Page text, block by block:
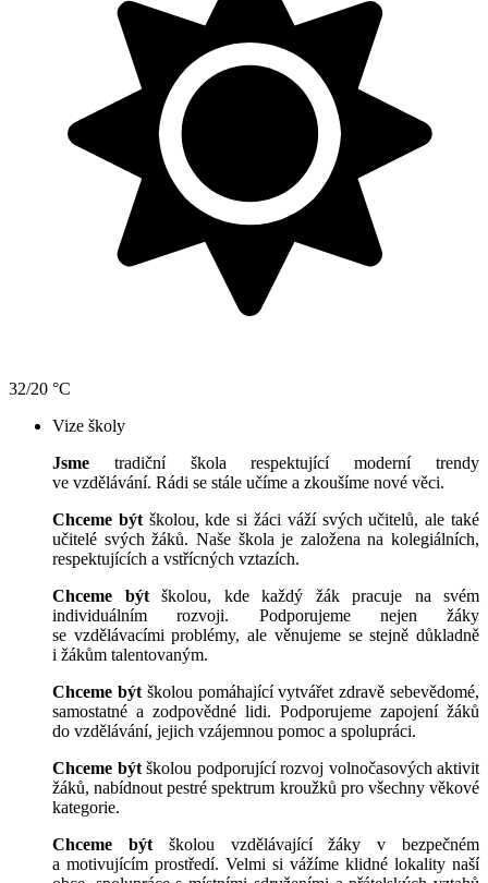
32/20 °C
Vize školy
Jsme tradiční škola respektující moderní trendy
ve vzdělávání. Rádi se stále učíme a zkoušíme nové věci.
Chceme býtškolou, kde si žáci váží svých učitelů, ale také
učitelé svých žáků. Naše škola je založena na kolegiálních,
respektujících a vstřícných vztazích.
Chceme býtškolou, kde každý žák pracuje na svém
individuálním rozvoji. Podporujeme nejen žáky
se vzdělávacími problémy, ale věnujeme se stejně důkladně
i žákům talentovaným.
Chceme býtškolou pomáhající vytvářet zdravě sebevědomé,
samostatné a zodpovědné lidi. Podporujeme zapojení žáků
do vzdělávání, jejich vzájemnou pomoc a spolupráci.
Chceme být školou podporující rozvoj volnočasových aktivit
žáků, nabídnout pestré spektrum kroužků pro všechny věkové
kategorie.
Chceme býtškolou vzdělávající žáky v bezpečném
a motivujícím prostředí. Velmi si vážíme klidné lokality naší